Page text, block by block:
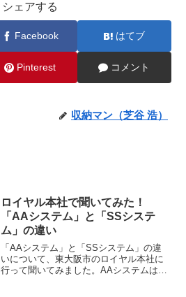
シェアする
Facebook はてブ
Pinterest コメント
収納マン（芝谷 浩）
ロイヤル本社で聞いてみた！
「AAシステム」と「SSシステ
ム」の違い
「AAシステム」と「SSシステム」の違
いについて、東大阪市のロイヤル本社に
行って聞いてみました。AAシステムは店